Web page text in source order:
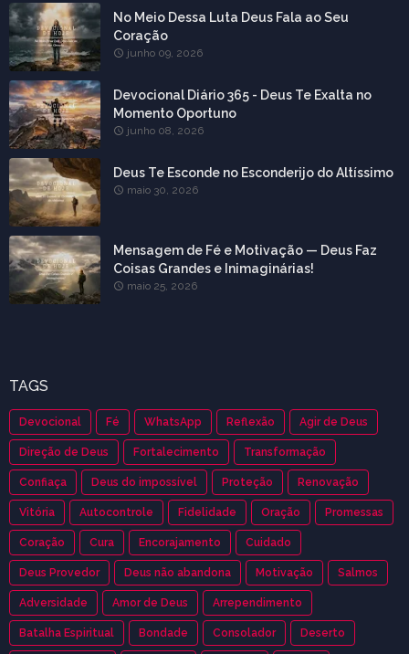
No Meio Dessa Luta Deus Fala ao Seu
Coração
junho 09, 2026
Devocional Diário 365 - Deus Te Exalta no
Momento Oportuno
junho 08, 2026
Deus Te Esconde no Esconderijo do Altíssimo
maio 30, 2026
Mensagem de Fé e Motivação — Deus Faz
Coisas Grandes e Inimaginárias!
maio 25, 2026
TAGS
Devocional Fé WhatsApp Reflexão Agir de Deus
Direção de Deus Fortalecimento Transformação
Confiaça Deus do impossível Proteção Renovação
Vitória Autocontrole Fidelidade Oração Promessas
Coração Cura Encorajamento Cuidado
Deus Provedor Deus não abandona Motivação Salmos
Adversidade Amor de Deus Arrependimento
Batalha Espiritual Bondade Consolador Deserto